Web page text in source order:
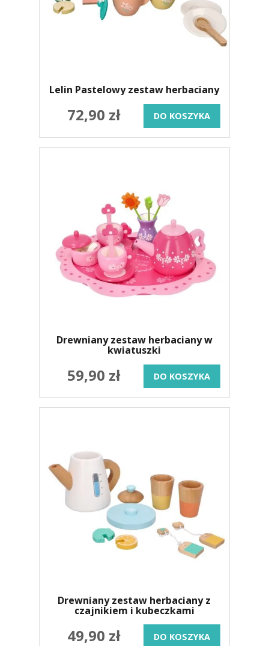
Lelin Pastelowy zestaw herbaciany
72,90 zł DO KOSZYKA
Drewniany zestaw herbaciany w
kwiatuszki
59,90 zł DO KOSZYKA
Drewniany zestaw herbaciany z
czajnikiem i kubeczkami
49,90 zł DO KOSZYKA